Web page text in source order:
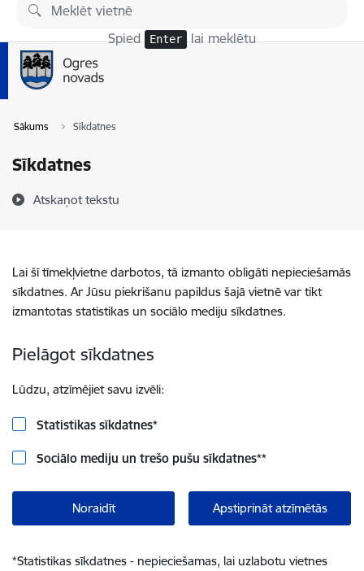
Pāriet uz lapas saturu
Spied Enter lai meklētu
Sākums Sīkdatnes
Sīkdatnes
Atskaņot tekstu
Lai šī tīmekļvietne darbotos, tā izmanto obligāti nepieciešamās
sīkdatnes. Ar Jūsu piekrišanu papildus šajā vietnē var tikt
izmantotas statistikas un sociālo mediju sīkdatnes.
Pielāgot sīkdatnes
Lūdzu, atzīmējiet savu izvēli:
Statistikas sīkdatnes*
Sociālo mediju un trešo pušu sīkdatnes**
Noraidīt Apstiprināt atzīmētās
*Statistikas sīkdatnes - nepieciešamas, lai uzlabotu vietnes